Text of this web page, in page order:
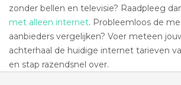
zonder bellen en televisie? Raadpleeg
met alleen internet. Probleemloos de
aanbieders vergelijken? Voer meteen
achterhaal de huidige internet tarieven
en stap razendsnel over.